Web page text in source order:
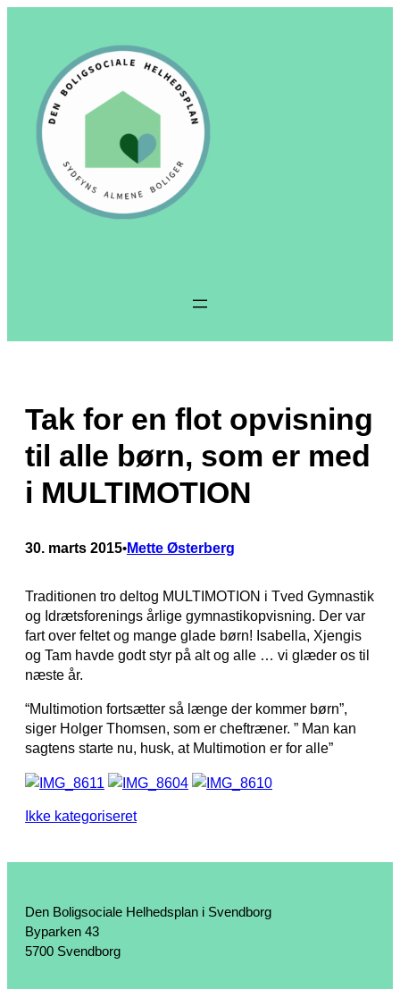
Tak for en flot opvisning
til alle børn, som er med
i MULTIMOTION
30. marts 2015•Mette Østerberg
Traditionen tro deltog MULTIMOTION i Tved Gymnastik
og Idrætsforenings årlige gymnastikopvisning. Der var
fart over feltet og mange glade børn! Isabella, Xjengis
og Tam havde godt styr på alt og alle … vi glæder os til
næste år.
“Multimotion fortsætter så længe der kommer børn”,
siger Holger Thomsen, som er cheftræner. ” Man kan
sagtens starte nu, husk, at Multimotion er for alle”
Ikke kategoriseret
Den Boligsociale Helhedsplan i Svendborg
Byparken 43
5700 Svendborg